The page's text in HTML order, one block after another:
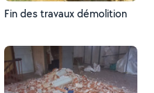
Fin des travaux démolition